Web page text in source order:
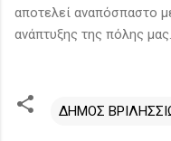
αποτελεί αναπόσπαστο
ανάπτυξης της πόλης μας.
ΔΗΜΟΣ